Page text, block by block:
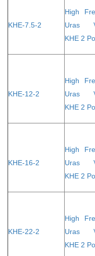
KHE-7.5-2
High
Uras
KHE 2
KHE-12-2
High
Uras
KHE 2
KHE-16-2
High
Uras
KHE 2
KHE-22-2
High
Uras
KHE 2